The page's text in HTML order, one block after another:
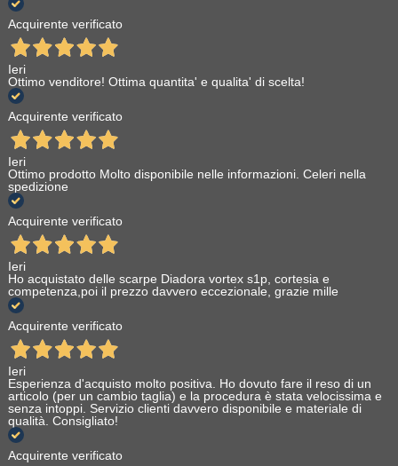
Acquirente verificato
Ieri
Ottimo venditore! Ottima quantita' e qualita' di scelta!
Acquirente verificato
Ieri
Ottimo prodotto Molto disponibile nelle informazioni. Celeri nella
spedizione
Acquirente verificato
Ieri
Ho acquistato delle scarpe Diadora vortex s1p, cortesia e
competenza,poi il prezzo davvero eccezionale, grazie mille
Acquirente verificato
Ieri
Esperienza d'acquisto molto positiva. Ho dovuto fare il reso di un
articolo (per un cambio taglia) e la procedura è stata velocissima e
senza intoppi. Servizio clienti davvero disponibile e materiale di
qualità. Consigliato!
Acquirente verificato